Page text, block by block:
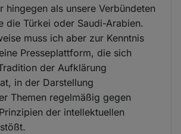
hingegen als unsere Verbündeten
die Türkei oder Saudi-Arabien.
muss ich aber zur Kenntnis
Presseplattform, die sich
der Aufklärung
in der Darstellung
Themen regelmäßig gegen
der intellektuellen